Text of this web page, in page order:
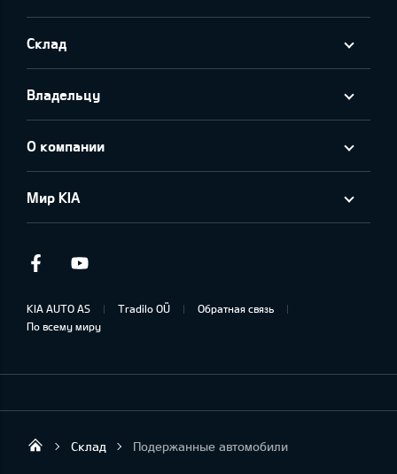
Склад
Владельцу
О компании
Мир KIA
Facebook
KIA AUTO AS Tradilo OÜ
Обратная связь
По всему миру
Tradilo OÜ
Склад Подержанные автомобили